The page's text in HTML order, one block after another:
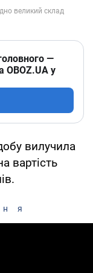
—
OBOZ.UA у
вилучила
вартість